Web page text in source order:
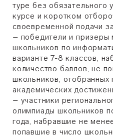
туре без обязательного
курсе и коротком
своевременной подачи
– победители и призеры
школьников по
варианте 7-8 классов,
количество баллов, не
школьников, отобранных
академических
– участники
олимпиады школьников
года, набравшие не
попавшие в число